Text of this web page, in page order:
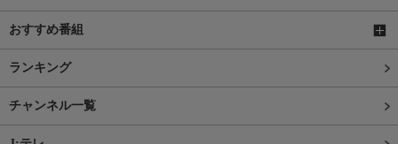
おすすめ番組
ランキング
チャンネル一覧